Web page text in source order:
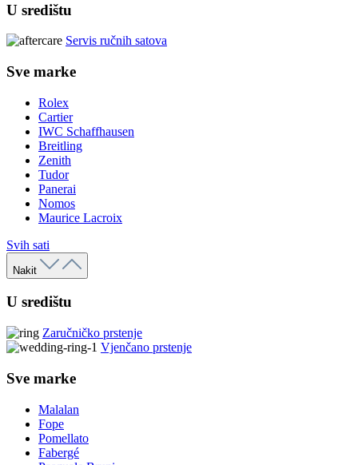
U središtu
Servis ručnih satova
Sve marke
Rolex
Cartier
IWC Schaffhausen
Breitling
Zenith
Tudor
Panerai
Nomos
Maurice Lacroix
Svih sati
Nakit
U središtu
Zaručničko prstenje
Vjenčano prstenje
Sve marke
Malalan
Fope
Pomellato
Fabergé